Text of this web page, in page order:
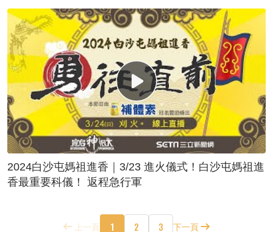
2024白沙屯媽祖進香｜3/23 進火儀式！白沙屯媽祖進
香最重要科儀！ 返程急行軍
上一頁 1 2 3 下一頁